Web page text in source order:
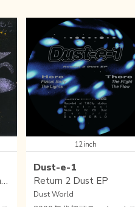
Schwerelos (hand-numbered 12" in die-cut sleeve limited to 200 copies)
12inch
Dust-e-1
Return 2 Dust EP
Dust World